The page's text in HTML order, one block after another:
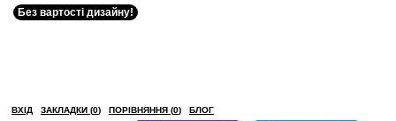
ВХІД ЗАКЛАДКИ (0) ПОРІВНЯННЯ (0) БЛОГ
Без вартості дизайну!